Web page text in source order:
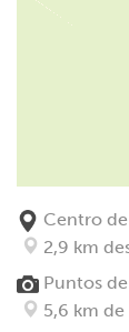
Centro
2,9 km
Puntos
5,6 km de